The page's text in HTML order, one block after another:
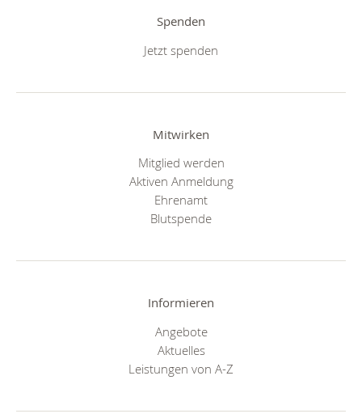
Spenden
Jetzt spenden
Mitwirken
Mitglied werden
Aktiven Anmeldung
Ehrenamt
Blutspende
Informieren
Angebote
Aktuelles
Leistungen von A-Z